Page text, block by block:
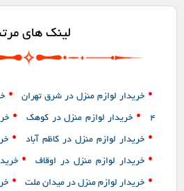
لینک های
• خریدار لوازم منزل در شرق تهران •
4
• خریدار لوازم منزل در کوهک •
• خریدار لوازم منزل در کاظم آباد •
• خریدار لوازم منزل در اوقاف •
• خریدار لوازم منزل در میدان ملت •